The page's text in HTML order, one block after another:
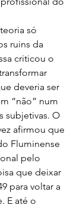
só
ruins da
criticou o
deveria ser
“não” num
subjetivas. O
afirmou que
Fluminense
pelo
que deixar
para voltar a
E até o